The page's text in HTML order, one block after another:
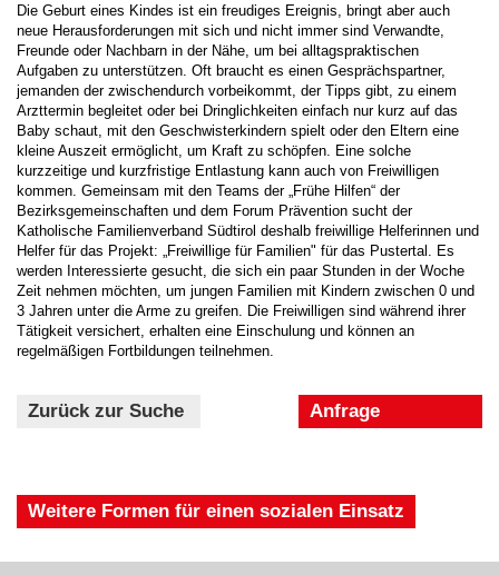
Die Geburt eines Kindes ist ein freudiges Ereignis, bringt aber auch
neue Herausforderungen mit sich und nicht immer sind Verwandte,
Freunde oder Nachbarn in der Nähe, um bei alltagspraktischen
Aufgaben zu unterstützen. Oft braucht es einen Gesprächspartner,
jemanden der zwischendurch vorbeikommt, der Tipps gibt, zu einem
Arzttermin begleitet oder bei Dringlichkeiten einfach nur kurz auf das
Baby schaut, mit den Geschwisterkindern spielt oder den Eltern eine
kleine Auszeit ermöglicht, um Kraft zu schöpfen. Eine solche
kurzzeitige und kurzfristige Entlastung kann auch von Freiwilligen
kommen. Gemeinsam mit den Teams der „Frühe Hilfen“ der
Bezirksgemeinschaften und dem Forum Prävention sucht der
Katholische Familienverband Südtirol deshalb freiwillige Helferinnen und
Helfer für das Projekt: „Freiwillige für Familien" für das Pustertal. Es
werden Interessierte gesucht, die sich ein paar Stunden in der Woche
Zeit nehmen möchten, um jungen Familien mit Kindern zwischen 0 und
3 Jahren unter die Arme zu greifen.
Die Freiwilligen sind während ihrer
Tätigkeit versichert, erhalten eine Einschulung und können an
regelmäßigen Fortbildungen teilnehmen.
Anfrage
Zurück zur Suche
Weitere Formen für einen sozialen Einsatz